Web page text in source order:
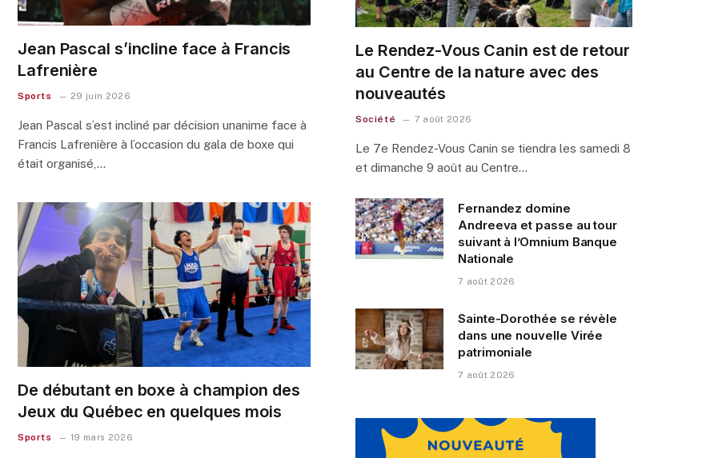
Jean Pascal s’incline face à Francis
Lafrenière
Sports 29 juin 2026
Jean Pascal s’est incliné par décision unanime face à
Francis Lafrenière à l’occasion du gala de boxe qui
était organisé,…
De débutant en boxe à champion des
Jeux du Québec en quelques mois
Sports 19 mars 2026
Le Rendez-Vous Canin est de retour
au Centre de la nature avec des
nouveautés
Société 7 août 2026
Le 7e Rendez-Vous Canin se tiendra les samedi 8
et dimanche 9 août au Centre…
Fernandez domine
Andreeva et passe au tour
suivant à l’Omnium Banque
Nationale
7 août 2026
Sainte-Dorothée se révèle
dans une nouvelle Virée
patrimoniale
7 août 2026